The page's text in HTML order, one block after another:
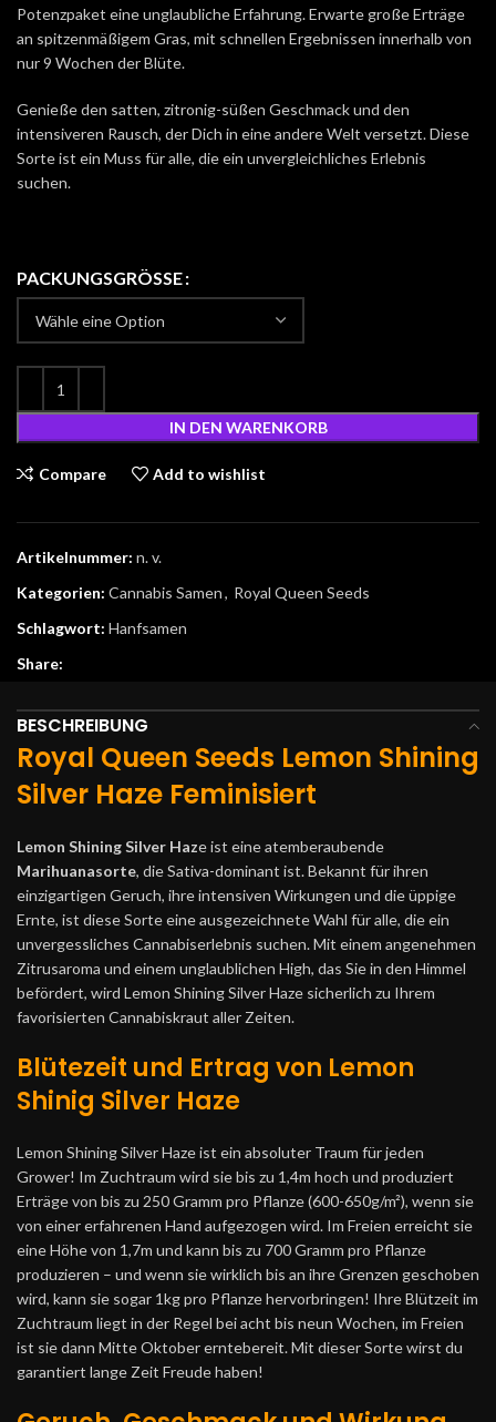
Potenzpaket eine unglaubliche Erfahrung. Erwarte große Erträge
an spitzenmäßigem Gras, mit schnellen Ergebnissen innerhalb von
nur 9 Wochen der Blüte.
Genieße den satten, zitronig-süßen Geschmack und den
intensiveren Rausch, der Dich in eine andere Welt versetzt. Diese
Sorte ist ein Muss für alle, die ein unvergleichliches Erlebnis
suchen.
PACKUNGSGRÖSSE
IN DEN WARENKORB
Compare Add to wishlist
Artikelnummer: n. v.
Kategorien: Cannabis Samen, Royal Queen Seeds
Schlagwort: Hanfsamen
Share:
BESCHREIBUNG
Royal Queen Seeds Lemon Shining
Silver Haze Feminisiert
Lemon Shining Silver Haze ist eine atemberaubende
Marihuanasorte, die Sativa-dominant ist. Bekannt für ihren
einzigartigen Geruch, ihre intensiven Wirkungen und die üppige
Ernte, ist diese Sorte eine ausgezeichnete Wahl für alle, die ein
unvergessliches Cannabiserlebnis suchen. Mit einem angenehmen
Zitrusaroma und einem unglaublichen High, das Sie in den Himmel
befördert, wird Lemon Shining Silver Haze sicherlich zu Ihrem
favorisierten Cannabiskraut aller Zeiten.
Blütezeit und Ertrag von Lemon
Shinig Silver Haze
Lemon Shining Silver Haze ist ein absoluter Traum für jeden
Grower! Im Zuchtraum wird sie bis zu 1,4m hoch und produziert
Erträge von bis zu 250 Gramm pro Pflanze (600-650g/m²), wenn sie
von einer erfahrenen Hand aufgezogen wird. Im Freien erreicht sie
eine Höhe von 1,7m und kann bis zu 700 Gramm pro Pflanze
produzieren – und wenn sie wirklich bis an ihre Grenzen geschoben
wird, kann sie sogar 1kg pro Pflanze hervorbringen! Ihre Blützeit im
Zuchtraum liegt in der Regel bei acht bis neun Wochen, im Freien
ist sie dann Mitte Oktober erntebereit. Mit dieser Sorte wirst du
garantiert lange Zeit Freude haben!